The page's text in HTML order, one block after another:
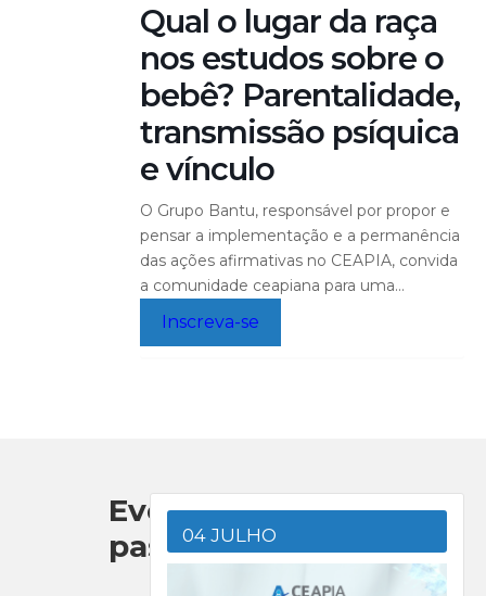
Qual o lugar da raça
nos estudos sobre o
bebê? Parentalidade,
transmissão psíquica
e vínculo
O Grupo Bantu, responsável por propor e
pensar a implementação e a permanência
das ações afirmativas no CEAPIA, convida
a comunidade ceapiana para uma
atividade de reflexão e diálogo sobre o
Inscreva-se
Eventos
passados
04 JULHO